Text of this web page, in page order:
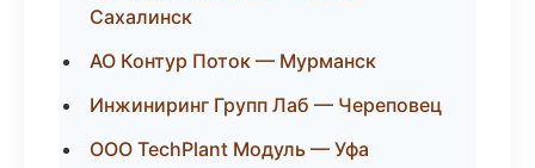
Сахалинск
АО Контур Поток — Мурманск
Инжиниринг Групп Лаб — Череповец
ООО TechPlant Модуль — Уфа